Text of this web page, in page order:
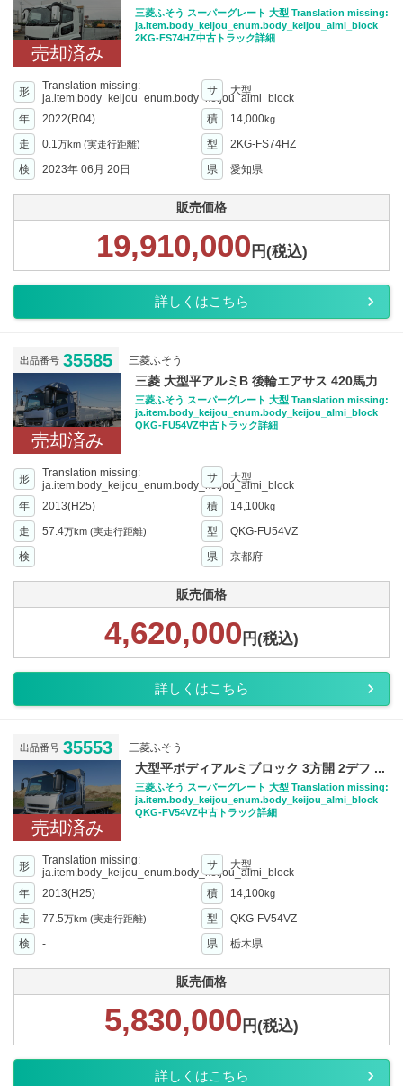
売却済み
三菱ふそう スーパーグレート 大型 Translation missing:
ja.item.body_keijou_enum.body_keijou_almi_block
2KG-FS74HZ中古トラック詳細
形
Translation missing:
ja.item.body_keijou_enum.body_keijou_almi_block
サ 大型
年 2022(R04) 積 14,000kg
走 0.1万km (実走行距離) 型
2KG-FS74HZ
検
2023年 06月 20日 県 愛知県
販売価格
19,910,000 円(税込)
詳しくはこちら
出品番号 35585 三菱ふそう
売却済み
三菱 大型平アルミB 後輪エアサス 420馬力
三菱ふそう スーパーグレート 大型 Translation missing:
ja.item.body_keijou_enum.body_keijou_almi_block
QKG-FU54VZ中古トラック詳細
形
Translation missing:
ja.item.body_keijou_enum.body_keijou_almi_block
サ 大型
年 2013(H25) 積 14,100kg
走 57.4万km (実走行距離) 型
QKG-FU54VZ
検
- 県 京都府
販売価格
4,620,000 円(税込)
詳しくはこちら
出品番号 35553 三菱ふそう
売却済み
大型平ボディアルミブロック 3方開 2デフ ...
三菱ふそう スーパーグレート 大型 Translation missing:
ja.item.body_keijou_enum.body_keijou_almi_block
QKG-FV54VZ中古トラック詳細
形
Translation missing:
ja.item.body_keijou_enum.body_keijou_almi_block
サ 大型
年 2013(H25) 積 14,100kg
走 77.5万km (実走行距離) 型
QKG-FV54VZ
検
- 県 栃木県
販売価格
5,830,000 円(税込)
詳しくはこちら